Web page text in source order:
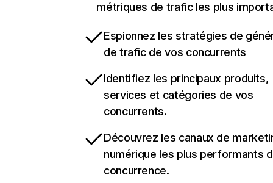
métriques de trafic les plus
Espionnez les stratégies de
de trafic de vos concurrents
Identifiez les principaux produits,
services et catégories de vos
concurrents.
Découvrez les canaux de
numérique les plus performants
concurrence.